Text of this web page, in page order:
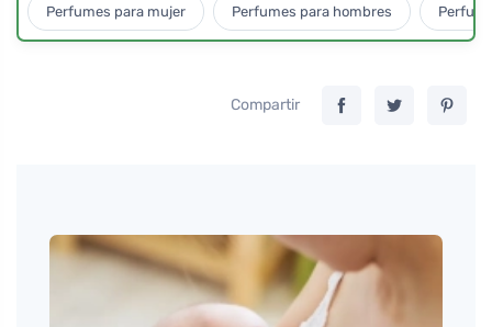
Perfumes para mujer Perfumes para hombres
Compartir